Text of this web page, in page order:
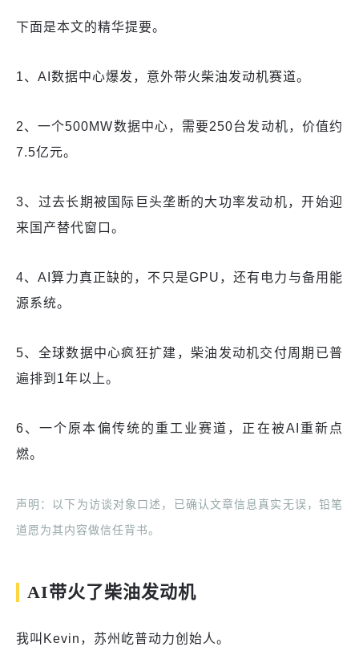
下面是本文的精华提要。
1、AI数据中心爆发，意外带火柴油发动机赛道。
2、一个500MW数据中心，需要250台发动机，价值约
7.5亿元。
3、过去长期被国际巨头垄断的大功率发动机，开始迎
来国产替代窗口。
4、AI算力真正缺的，不只是GPU，还有电力与备用能
源系统。
5、全球数据中心疯狂扩建，柴油发动机交付周期已普
遍排到1年以上。
6、一个原本偏传统的重工业赛道，正在被AI重新点
燃。
声明：以下为访谈对象口述，已确认文章信息真实无误，铅笔
道愿为其内容做信任背书。
AI带火了柴油发动机
我叫Kevin，苏州屹普动力创始人。